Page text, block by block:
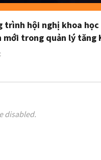
trình hội nghị khoa học
mới trong quản lý tăng
disabled.